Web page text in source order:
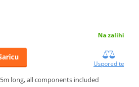
Na zalihi
Usporedite
long, all components included